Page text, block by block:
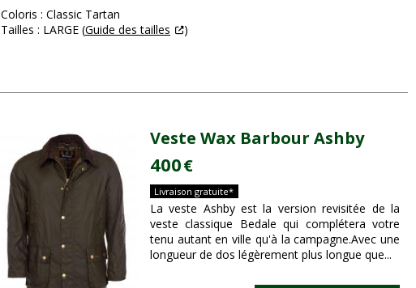
Coloris : Classic Tartan
Tailles : LARGE (Guide des tailles )
Veste Wax Barbour Ashby
400€
Livraison gratuite*
La veste Ashby est la version revisitée de la
veste classique Bedale qui complétera votre
tenu autant en ville qu'à la campagne.Avec une
longueur de dos légèrement plus longue que...